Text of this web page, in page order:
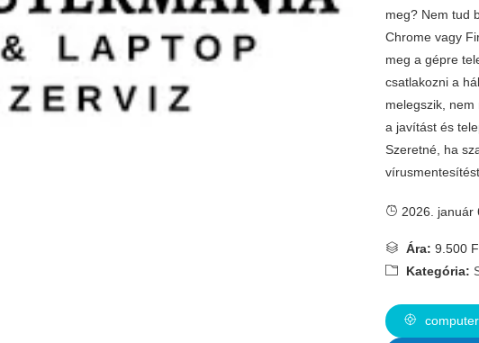
meg? Nem tud
Chrome vagy
meg a gépre
csatlakozni a
melegszik,
a javítást és
Szeretné, ha
2026. január
Ára: 9.500
Kategória: